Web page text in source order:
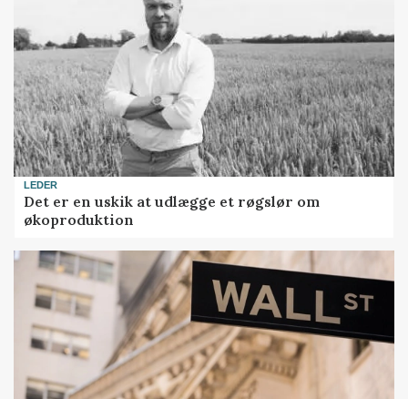
LEDER
Det er en uskik at udlægge et røgslør om
økoproduktion